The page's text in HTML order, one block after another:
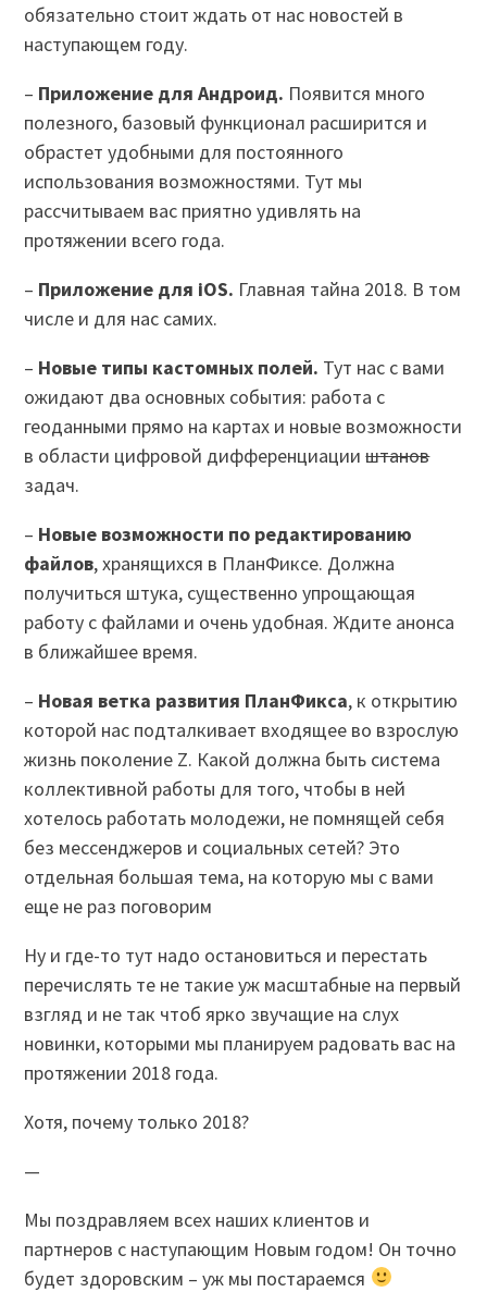
обязательно стоит ждать от нас новостей в
наступающем году.
– Приложение для Андроид. Появится много
полезного, базовый функционал расширится и
обрастет удобными для постоянного
использования возможностями. Тут мы
рассчитываем вас приятно удивлять на
протяжении всего года.
– Приложение для iOS. Главная тайна 2018. В том
числе и для нас самих.
– Новые типы кастомных полей. Тут нас с вами
ожидают два основных события: работа с
геоданными прямо на картах и новые возможности
в области цифровой дифференциацииштанов
задач.
– Новые возможности по редактированию
файлов, хранящихся в ПланФиксе. Должна
получиться штука, существенно упрощающая
работу с файлами и очень удобная. Ждите анонса
в ближайшее время.
– Новая ветка развития ПланФикса, к открытию
которой нас подталкивает входящее во взрослую
жизнь поколение Z. Какой должна быть система
коллективной работы для того, чтобы в ней
хотелось работать молодежи, не помнящей себя
без мессенджеров и социальных сетей? Это
отдельная большая тема, на которую мы с вами
еще не раз поговорим
Ну и где-то тут надо остановиться и перестать
перечислять те не такие уж масштабные на первый
взгляд и не так чтоб ярко звучащие на слух
новинки, которыми мы планируем радовать вас на
протяжении 2018 года.
Хотя, почему только 2018?
—
Мы поздравляем всех наших клиентов и
партнеров с наступающим Новым годом! Он точно
будет здоровским – уж мы постараемся